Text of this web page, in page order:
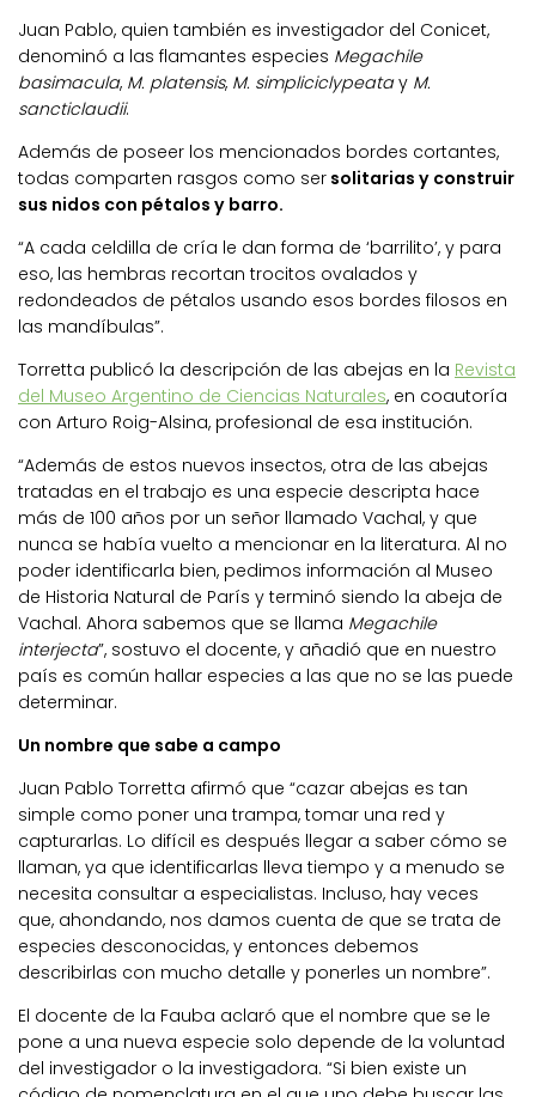
Juan Pablo, quien también es investigador del Conicet,
denominó a las flamantes especies Megachile
basimacula, M. platensis, M. simpliciclypeatay M.
sancticlaudii.
Además de poseer los mencionados bordes cortantes,
todas comparten rasgos como ser solitarias y construir
sus nidos con pétalos y barro.
“A cada celdilla de cría le dan forma de ‘barrilito’, y para
eso, las hembras recortan trocitos ovalados y
redondeados de pétalos usando esos bordes filosos en
las mandíbulas”.
Torretta publicó la descripción de las abejas en la Revista
del Museo Argentino de Ciencias Naturales, en coautoría
con Arturo Roig-Alsina, profesional de esa institución.
“Además de estos nuevos insectos, otra de las abejas
tratadas en el trabajo es una especie descripta hace
más de 100 años por un señor llamado Vachal, y que
nunca se había vuelto a mencionar en la literatura. Al no
poder identificarla bien, pedimos información al Museo
de Historia Natural de París y terminó siendo la abeja de
Vachal. Ahora sabemos que se llama Megachile
interjecta”, sostuvo el docente, y añadió que en nuestro
país es común hallar especies a las que no se las puede
determinar.
Un nombre que sabe a campo
Juan Pablo Torretta afirmó que “cazar abejas es tan
simple como poner una trampa, tomar una red y
capturarlas. Lo difícil es después llegar a saber cómo se
llaman, ya que identificarlas lleva tiempo y a menudo se
necesita consultar a especialistas. Incluso, hay veces
que, ahondando, nos damos cuenta de que se trata de
especies desconocidas, y entonces debemos
describirlas con mucho detalle y ponerles un nombre”.
El docente de la Fauba aclaró que el nombre que se le
pone a una nueva especie solo depende de la voluntad
del investigador o la investigadora. “Si bien existe un